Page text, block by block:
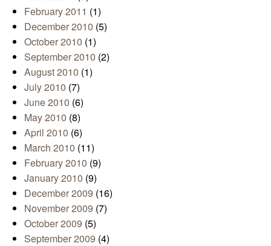
February 2011 (1)
December 2010 (5)
October 2010 (1)
September 2010 (2)
August 2010 (1)
July 2010 (7)
June 2010 (6)
May 2010 (8)
April 2010 (6)
March 2010 (11)
February 2010 (9)
January 2010 (9)
December 2009 (16)
November 2009 (7)
October 2009 (5)
September 2009 (4)